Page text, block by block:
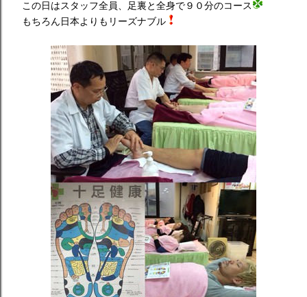
この日はスタッフ全員、足裏と全身で９０分のコース
もちろん日本よりもリーズナブル